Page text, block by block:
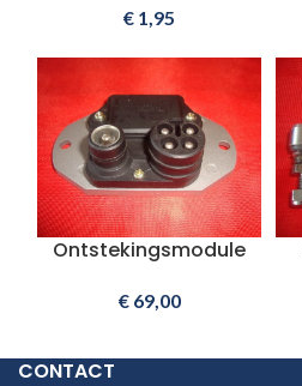
€ 1,95
Ontstekingsmodule
€69,00
CONTACT